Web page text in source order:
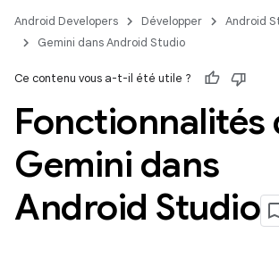
Android Developers Développer
Android
Gemini dans Android Studio
Ce contenu vous a-t-il été utile ?
Fonctionnalités
Gemini dans
Android Studio